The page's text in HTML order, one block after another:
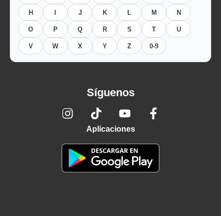
H J K L M N
O P Q R S T U
V W X Y Z 0-9
Síguenos
Aplicaciones